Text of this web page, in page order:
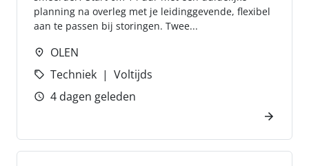
planning na overleg met je leidinggevende, flexibel
aan te passen bij storingen. Twee...
OLEN
Techniek
Voltijds
4 dagen geleden